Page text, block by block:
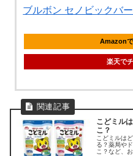
ブルボン セノビックバ
Amazon
楽天で
こどミル
こ？
こどミルは
る？薬局や
こ？など、